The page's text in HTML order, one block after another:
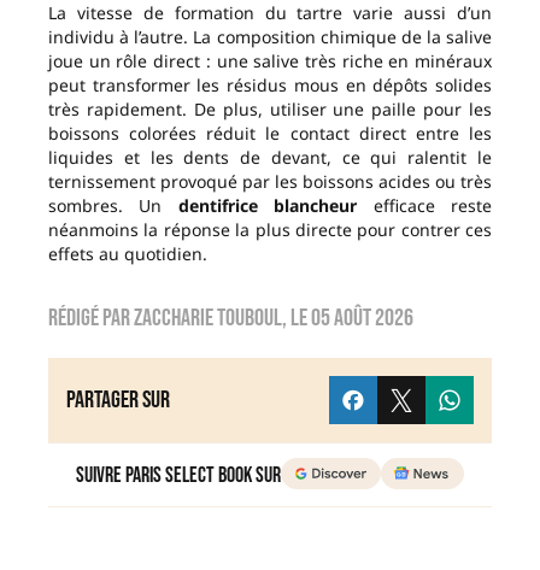
La vitesse de formation du tartre varie aussi d’un
individu à l’autre. La composition chimique de la salive
joue un rôle direct : une salive très riche en minéraux
peut transformer les résidus mous en dépôts solides
très rapidement. De plus, utiliser une paille pour les
boissons colorées réduit le contact direct entre les
liquides et les dents de devant, ce qui ralentit le
ternissement provoqué par les boissons acides ou très
sombres. Un dentifrice blancheur efficace reste
néanmoins la réponse la plus directe pour contrer ces
effets au quotidien.
Rédigé parzaccharie touboul, le05 août 2026
Partager sur
Suivre Paris Select Book sur